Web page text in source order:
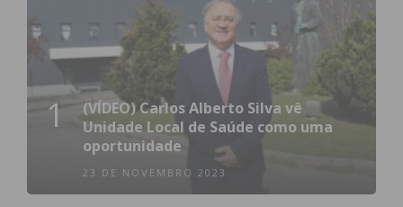
1
(VÍDEO) Carlos Alberto Silva vê
Unidade Local de Saúde como uma
oportunidade
23 DE NOVEMBRO 2023